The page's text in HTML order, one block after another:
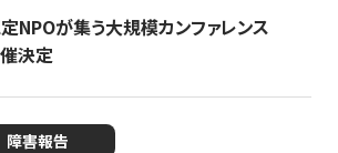
NPOが集う大規模カンファレンス
決定
障害報告